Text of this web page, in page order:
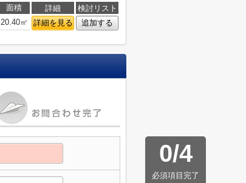
面積 詳細
検討リスト
20.40㎡ 詳細を見る 追加する
0/4
必須項目完了